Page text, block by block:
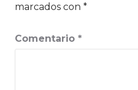
marcados con *
Comentario *